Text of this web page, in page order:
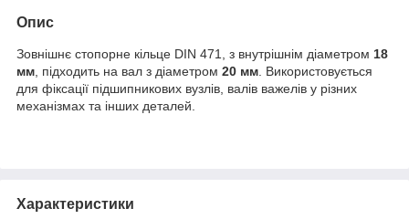
Опис
Зовнішнє стопорне кільце DIN 471, з внутрішнім діаметром 18
мм , підходить на вал з діаметром 20 мм . Використовується
для фіксації підшипникових вузлів, валів важелів у різних
механізмах та інших деталей.
Характеристики